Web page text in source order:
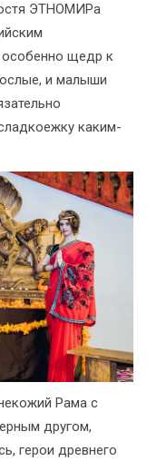
ЭТНОМИРа
особенно щедр к
и малыши
каким-
Рама с
другом,
герои древнего